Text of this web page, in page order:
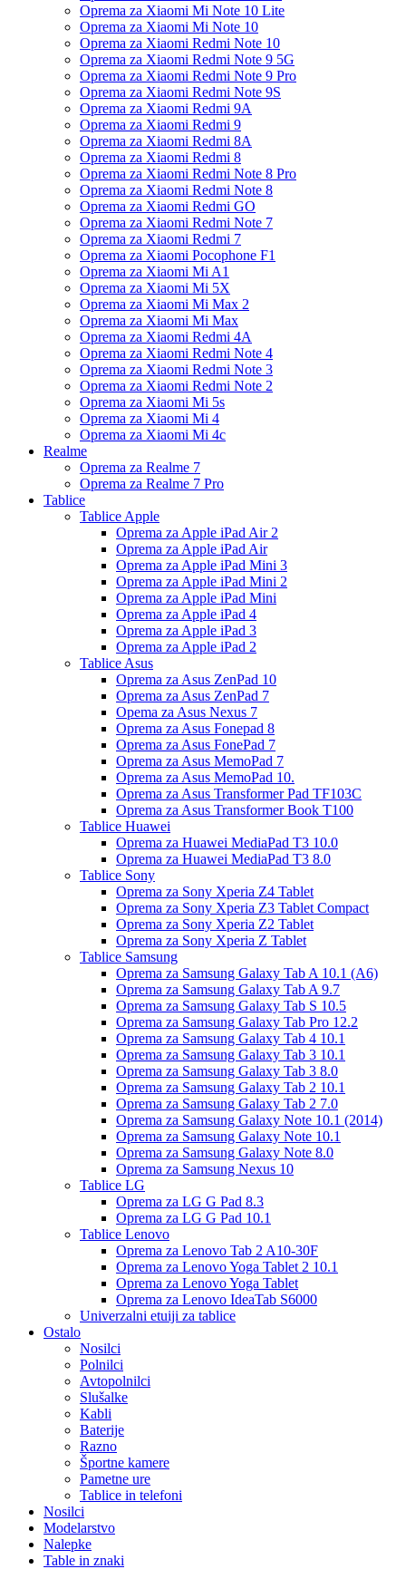
Oprema za Xiaomi Mi Note 10 Lite
Oprema za Xiaomi Mi Note 10
Oprema za Xiaomi Redmi Note 10
Oprema za Xiaomi Redmi Note 9 5G
Oprema za Xiaomi Redmi Note 9 Pro
Oprema za Xiaomi Redmi Note 9S
Oprema za Xiaomi Redmi 9A
Oprema za Xiaomi Redmi 9
Oprema za Xiaomi Redmi 8A
Oprema za Xiaomi Redmi 8
Oprema za Xiaomi Redmi Note 8 Pro
Oprema za Xiaomi Redmi Note 8
Oprema za Xiaomi Redmi GO
Oprema za Xiaomi Redmi Note 7
Oprema za Xiaomi Redmi 7
Oprema za Xiaomi Pocophone F1
Oprema za Xiaomi Mi A1
Oprema za Xiaomi Mi 5X
Oprema za Xiaomi Mi Max 2
Oprema za Xiaomi Mi Max
Oprema za Xiaomi Redmi 4A
Oprema za Xiaomi Redmi Note 4
Oprema za Xiaomi Redmi Note 3
Oprema za Xiaomi Redmi Note 2
Oprema za Xiaomi Mi 5s
Oprema za Xiaomi Mi 4
Oprema za Xiaomi Mi 4c
Realme
Oprema za Realme 7
Oprema za Realme 7 Pro
Tablice
Tablice Apple
Oprema za Apple iPad Air 2
Oprema za Apple iPad Air
Oprema za Apple iPad Mini 3
Oprema za Apple iPad Mini 2
Oprema za Apple iPad Mini
Oprema za Apple iPad 4
Oprema za Apple iPad 3
Oprema za Apple iPad 2
Tablice Asus
Oprema za Asus ZenPad 10
Oprema za Asus ZenPad 7
Opema za Asus Nexus 7
Oprema za Asus Fonepad 8
Oprema za Asus FonePad 7
Oprema za Asus MemoPad 7
Oprema za Asus MemoPad 10.
Oprema za Asus Transformer Pad TF103C
Oprema za Asus Transformer Book T100
Tablice Huawei
Oprema za Huawei MediaPad T3 10.0
Oprema za Huawei MediaPad T3 8.0
Tablice Sony
Oprema za Sony Xperia Z4 Tablet
Oprema za Sony Xperia Z3 Tablet Compact
Oprema za Sony Xperia Z2 Tablet
Oprema za Sony Xperia Z Tablet
Tablice Samsung
Oprema za Samsung Galaxy Tab A 10.1 (A6)
Oprema za Samsung Galaxy Tab A 9.7
Oprema za Samsung Galaxy Tab S 10.5
Oprema za Samsung Galaxy Tab Pro 12.2
Oprema za Samsung Galaxy Tab 4 10.1
Oprema za Samsung Galaxy Tab 3 10.1
Oprema za Samsung Galaxy Tab 3 8.0
Oprema za Samsung Galaxy Tab 2 10.1
Oprema za Samsung Galaxy Tab 2 7.0
Oprema za Samsung Galaxy Note 10.1 (2014)
Oprema za Samsung Galaxy Note 10.1
Oprema za Samsung Galaxy Note 8.0
Oprema za Samsung Nexus 10
Tablice LG
Oprema za LG G Pad 8.3
Oprema za LG G Pad 10.1
Tablice Lenovo
Oprema za Lenovo Tab 2 A10-30F
Oprema za Lenovo Yoga Tablet 2 10.1
Oprema za Lenovo Yoga Tablet
Oprema za Lenovo IdeaTab S6000
Univerzalni etuiji za tablice
Ostalo
Nosilci
Polnilci
Avtopolnilci
Slušalke
Kabli
Baterije
Razno
Športne kamere
Pametne ure
Tablice in telefoni
Nosilci
Modelarstvo
Nalepke
Table in znaki